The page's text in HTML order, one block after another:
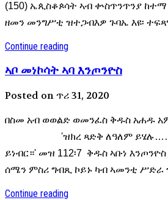
(150) ኤጲስቆጶሳት ኣብ ቍስጥንጥንያ
ዘመን መንግሥቲ ዝተጋብእዎ ጉባኤ እዩ፡
Continue reading
ኣቦ መነኮሳት ኣባ እንጦንዮስ
Posted on ጥሪ 31, 2020
በስመ አብ ወወልድ ወመንፈስ ቅዱስ
'ዝክረ ጻድቅ ለዓለም ይሄሉ……
ይነብር።' መዝ 112፡7 ቅዱስ ኣቡነ
ሰሜን ምስሪ ግብጺ ኮይኑ ካብ ኣመንቲ ሥድራ
Continue reading